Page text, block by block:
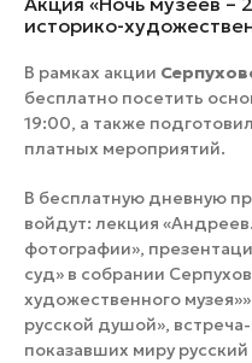
историко-
В рамках акции
бесплатно посетить
19:00, а также
платных мероприятий.
В бесплатную дневную
войдут: лекция
фотографии»,
суд» в собрании
художественного
русской душой»,
показавших миру